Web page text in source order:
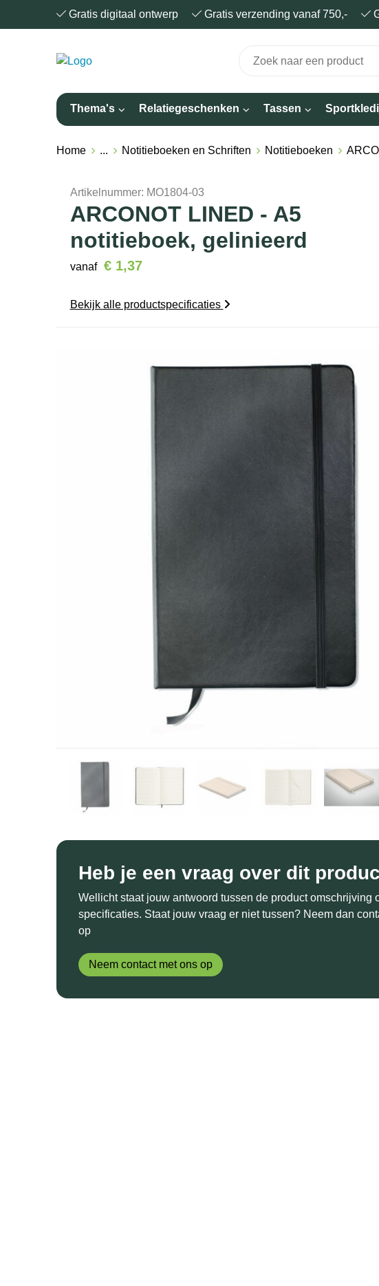
Gratis digitaal ontwerp Gratis verzending vanaf 750,-
Thema's Relatiegeschenken Tassen
Home ... Notitieboeken en Schriften Notitieboeken
Artikelnummer: MO1804-03
ARCONOT LINED - A5
notitieboek, gelinieerd
vanaf € 1,37
Bekijk alle productspecificaties
Heb je een vraag over dit
Wellicht staat jouw antwoord tussen de product omschrijving
specificaties. Staat jouw vraag er niet tussen? Neem dan
op
Neem contact met ons op